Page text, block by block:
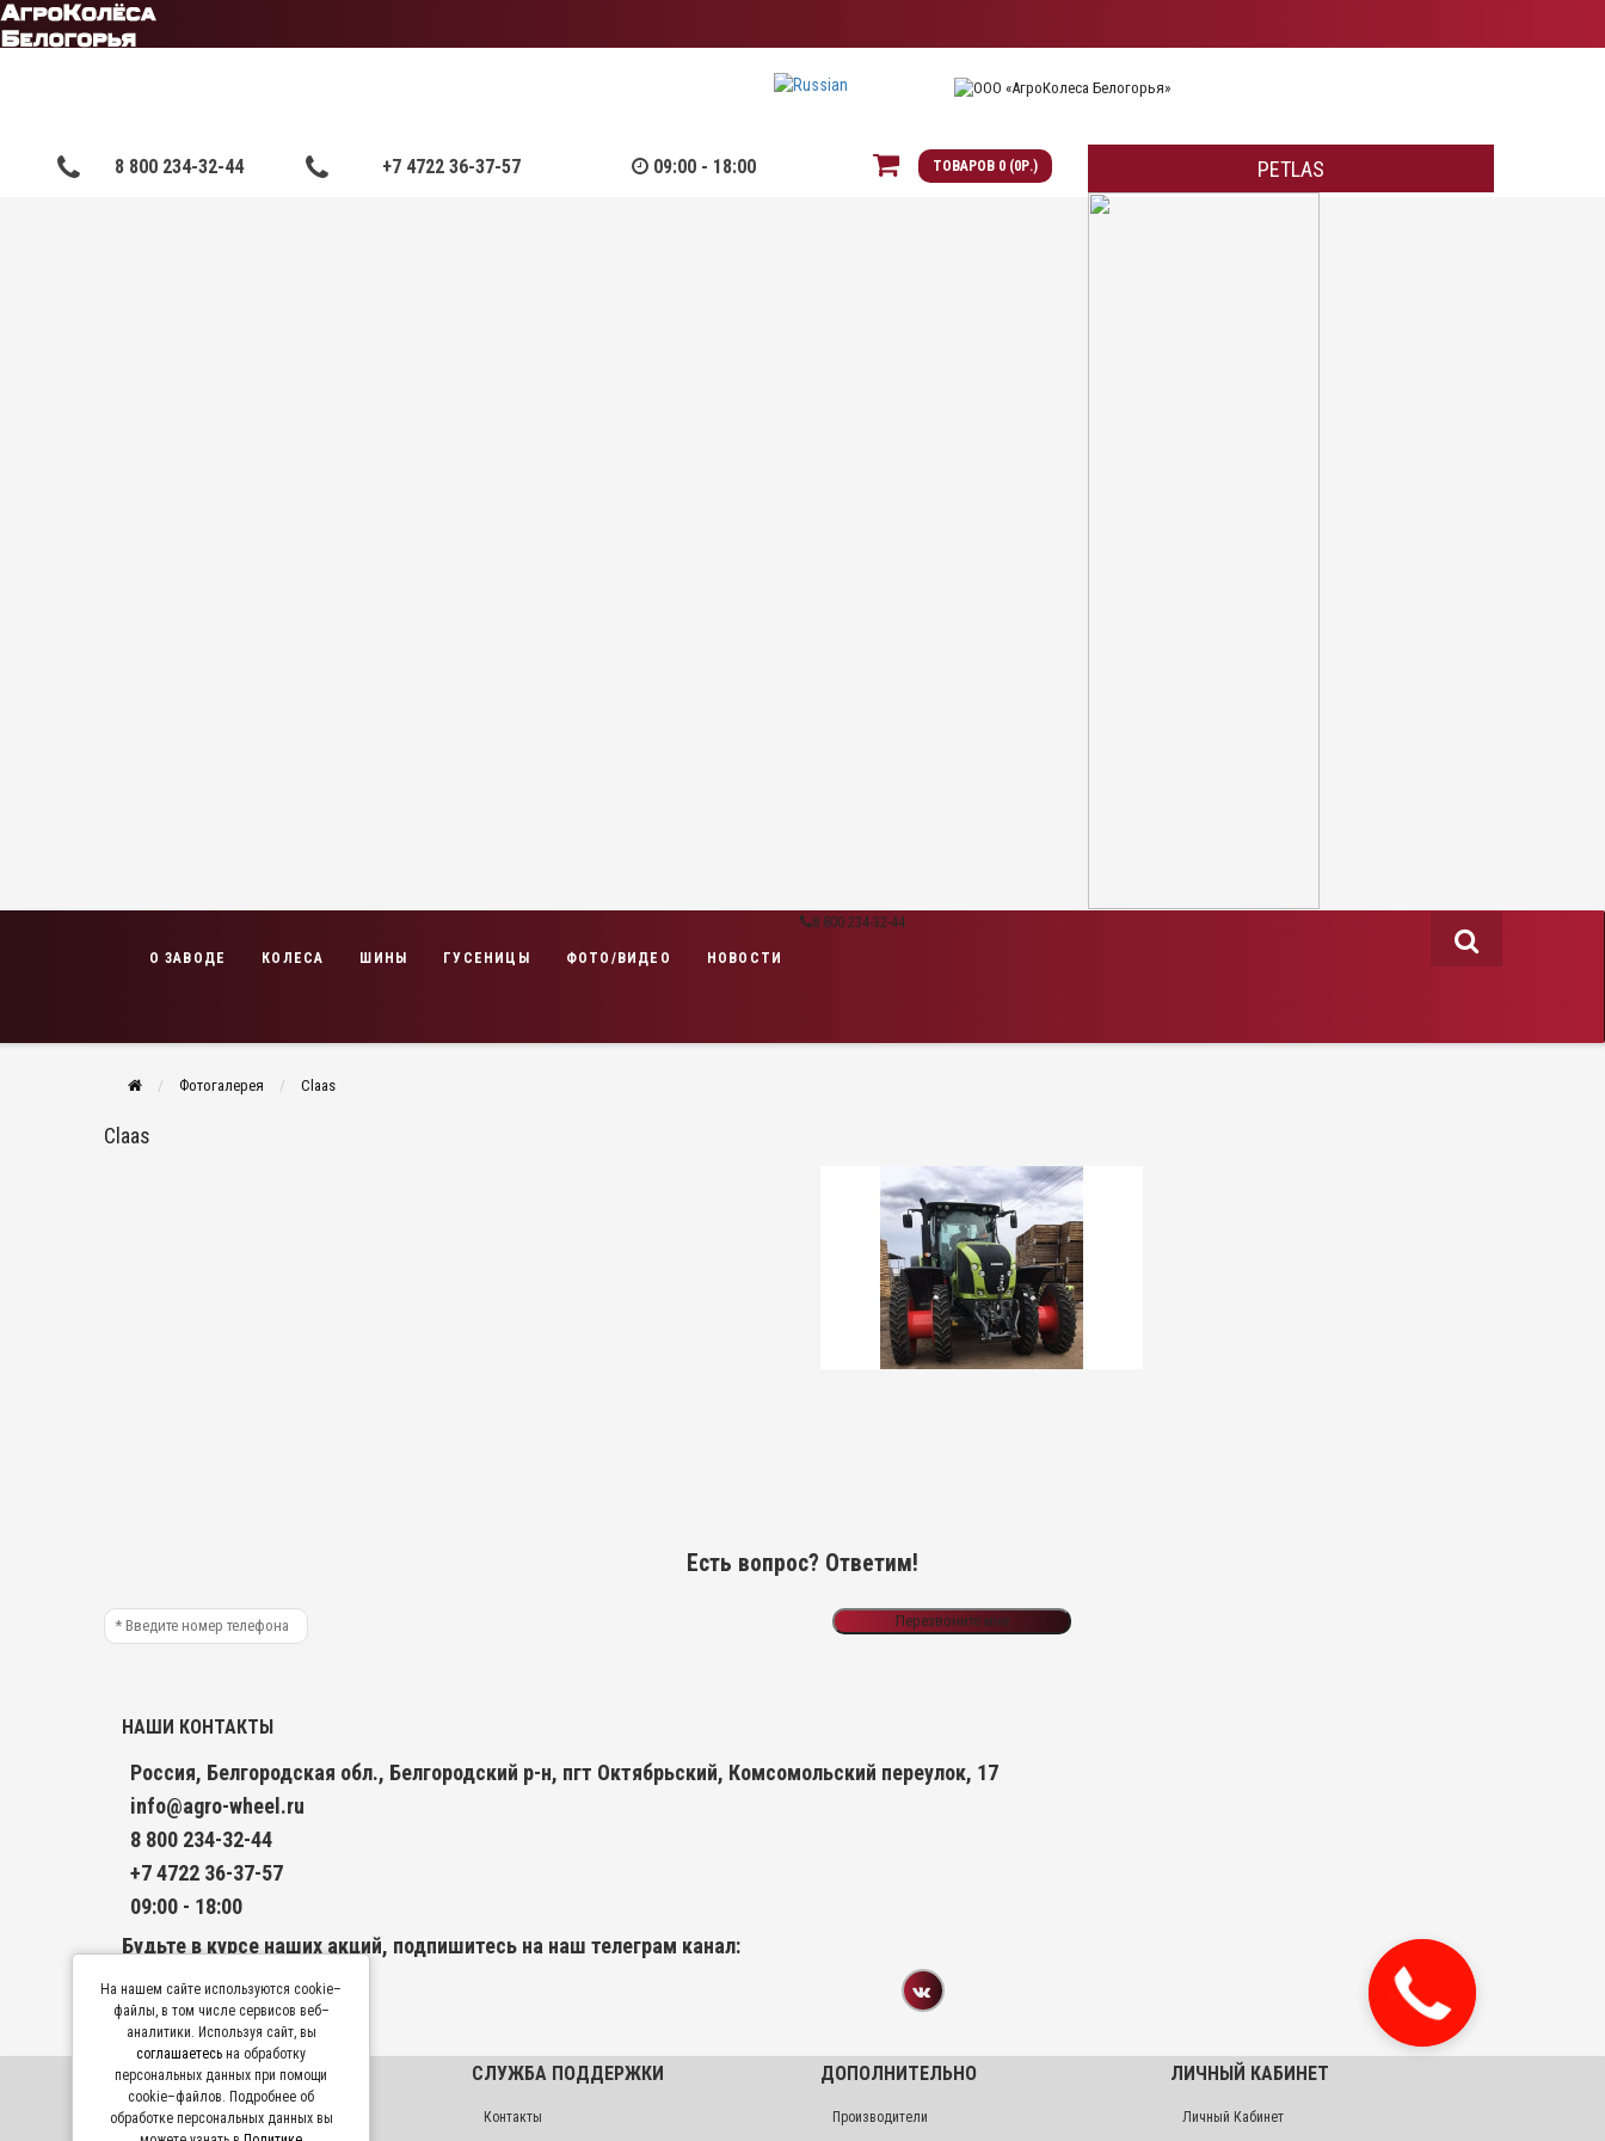
8 800 234-32-44 +7 4722 36-37-57 09:00 - 18:00 ТОВАРОВ 0 (0Р.) PETLAS
О ЗАВОДЕ КОЛЕСА ШИНЫ ГУСЕНИЦЫ ФОТО/ВИДЕО НОВОСТИ
8 800 234-32-44
Фотогалерея Claas
Claas
Есть вопрос? Ответим!
Перезвоните мне
НАШИ КОНТАКТЫ
Россия, Белгородская обл., Белгородский р-н, пгт Октябрьский, Комсомольский переулок, 17
info@agro-wheel.ru
8 800 234-32-44
+7 4722 36-37-57
09:00 - 18:00
Будьте в курсе наших акций, подпишитесь на наш телеграм канал:
Подписаться
ИНФОРМАЦИЯ
О заводе
СЛУЖБА ПОДДЕРЖКИ
Контакты
ДОПОЛНИТЕЛЬНО
Производители
ЛИЧНЫЙ КАБИНЕТ
Личный Кабинет
На нашем сайте используются cookie–
файлы, в том числе сервисов веб–
аналитики. Используя сайт, вы
соглашаетесь на обработку
персональных данных при помощи
cookie–файлов. Подробнее об
обработке персональных данных вы